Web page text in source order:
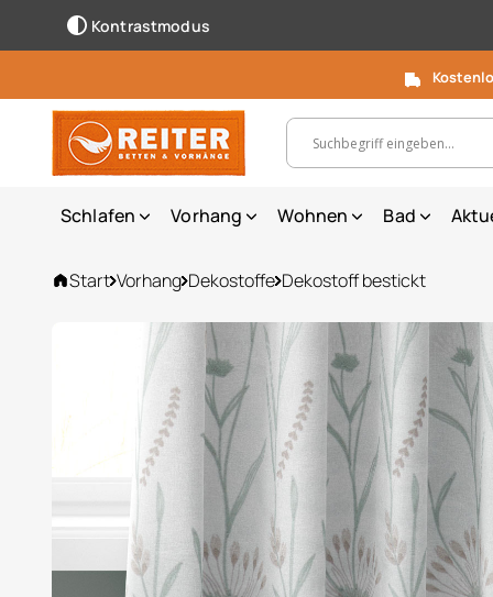
Kontrastmodus
Suchbegriff, Artikelnummer ...
Schlafen Vorhang Wohnen Bad
Start Vorhang Dekostoffe Dekostoff bestickt